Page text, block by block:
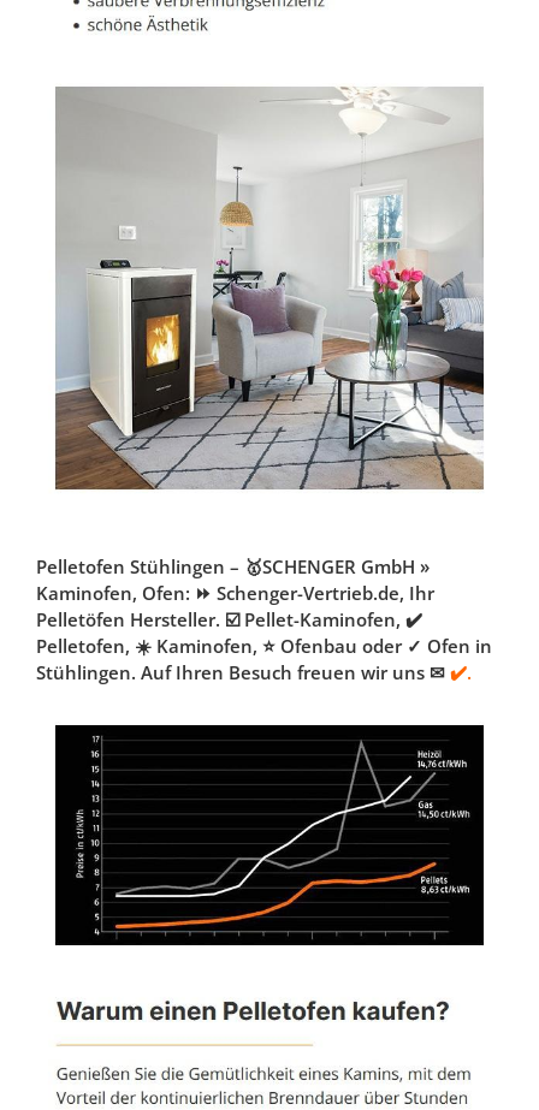
Pelletofen Stühlingen – 🥇SCHENGER GmbH »
Kaminofen, Ofen: ⏩ Schenger-Vertrieb.de, Ihr
Pelletöfen Hersteller. ☑️ Pellet-Kaminofen, ✔️
Pelletofen, ☀️ Kaminofen, ⭐ Ofenbau oder ✓ Ofen in
Stühlingen. Auf Ihren Besuch freuen wir uns ✉ ✔️.